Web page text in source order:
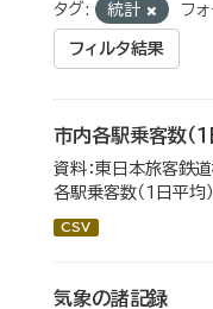
タグ: 統計 フォ
フィルタ結果
市内各駅乗客数（１
資料：東日本旅客鉄
各駅乗客数（1日平均
CSV
気象の諸記録